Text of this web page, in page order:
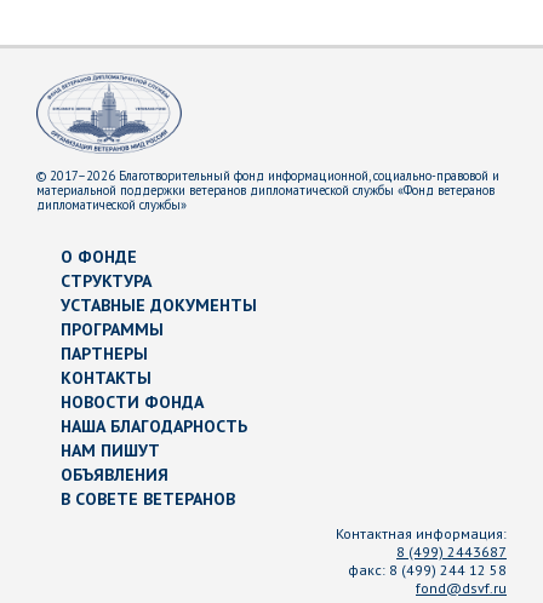
© 2017–2026 Благотворительный фонд информационной, социально-правовой и
материальной поддержки ветеранов дипломатической службы «Фонд ветеранов
дипломатической службы»
О ФОНДЕ
СТРУКТУРА
УСТАВНЫЕ ДОКУМЕНТЫ
ПРОГРАММЫ
ПАРТНЕРЫ
КОНТАКТЫ
НОВОСТИ ФОНДА
НАША БЛАГОДАРНОСТЬ
НАМ ПИШУТ
ОБЪЯВЛЕНИЯ
В СОВЕТЕ ВЕТЕРАНОВ
Контактная информация:
8 (499) 2443687
факс: 8 (499) 244 12 58
fond@dsvf.ru